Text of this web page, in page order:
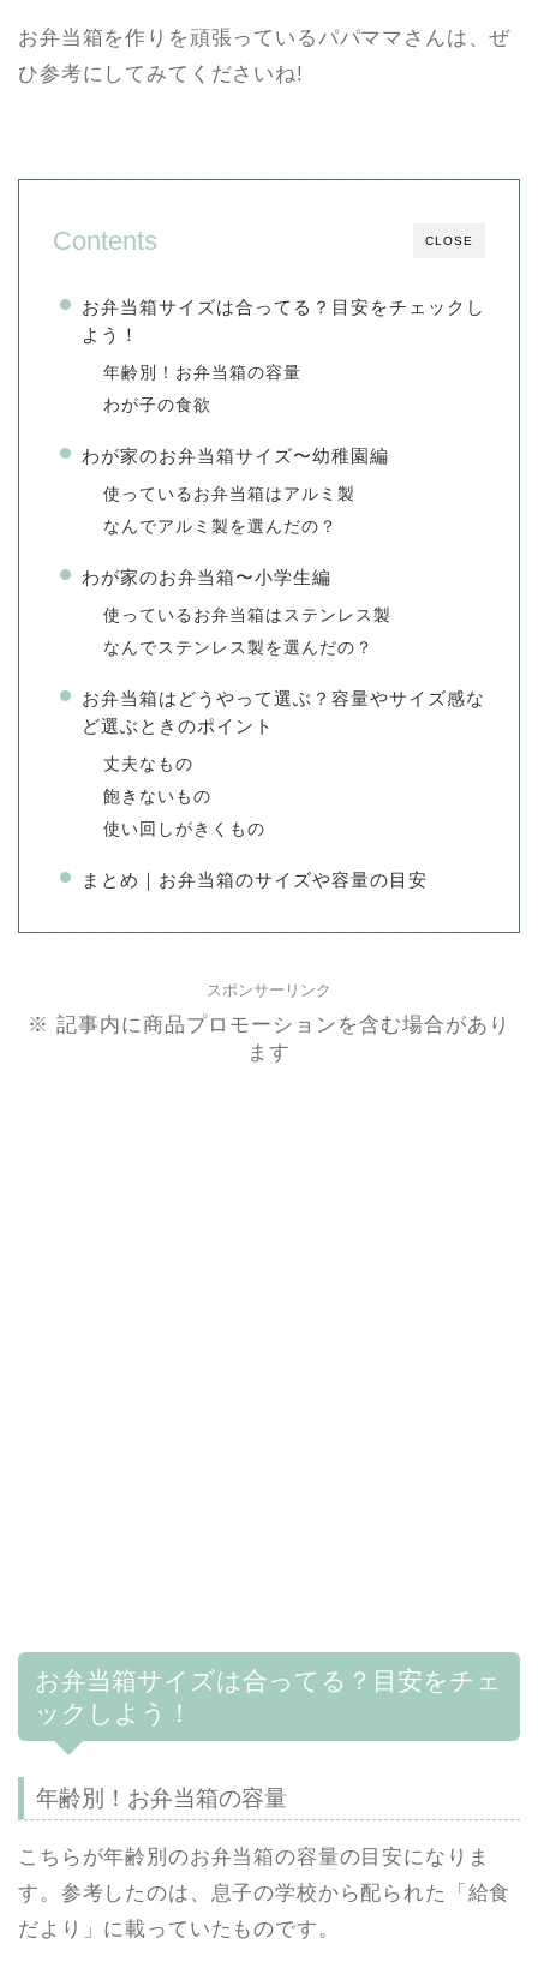
お弁当箱を作りを頑張っているパパママさんは、ぜ
ひ参考にしてみてくださいね!
CLOSE
Contents
お弁当箱サイズは合ってる？目安をチェックし
よう！
年齢別！お弁当箱の容量
わが子の食欲
わが家のお弁当箱サイズ〜幼稚園編
使っているお弁当箱はアルミ製
なんでアルミ製を選んだの？
わが家のお弁当箱〜小学生編
使っているお弁当箱はステンレス製
なんでステンレス製を選んだの？
お弁当箱はどうやって選ぶ？容量やサイズ感な
ど選ぶときのポイント
丈夫なもの
飽きないもの
使い回しがきくもの
まとめ｜お弁当箱のサイズや容量の目安
スポンサーリンク
※ 記事内に商品プロモーションを含む場合があり
ます
お弁当箱サイズは合ってる？目安をチェ
ックしよう！
年齢別！お弁当箱の容量
こちらが年齢別のお弁当箱の容量の目安になりま
す。参考したのは、息子の学校から配られた「給食
だより」に載っていたものです。